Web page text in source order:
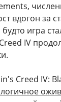
вдогон за
игра
IV
Creed IV: